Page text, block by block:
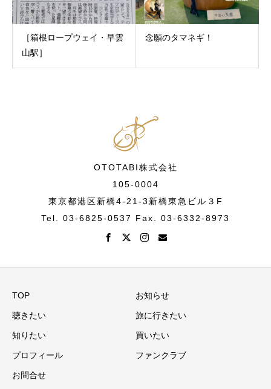
［箱根ロープウェイ・早雲
山駅］
念願のタマネギ！
OTOTABI株式会社
105-0004
東京都港区新橋4-21-3新橋東急ビル３F
Tel. 03-6825-0537 Fax. 03-6332-8973
TOP お知らせ
聴きたい 旅に行きたい
知りたい 買いたい
プロフィール ファンクラブ
お問合せ